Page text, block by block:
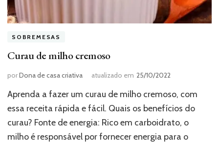
SOBREMESAS
Curau de milho cremoso
porDona de casa criativa atualizado em 25/10/2022
Aprenda a fazer um curau de milho cremoso, com
essa receita rápida e fácil. Quais os benefícios do
curau? Fonte de energia: Rico em carboidrato, o
milho é responsável por fornecer energia para o